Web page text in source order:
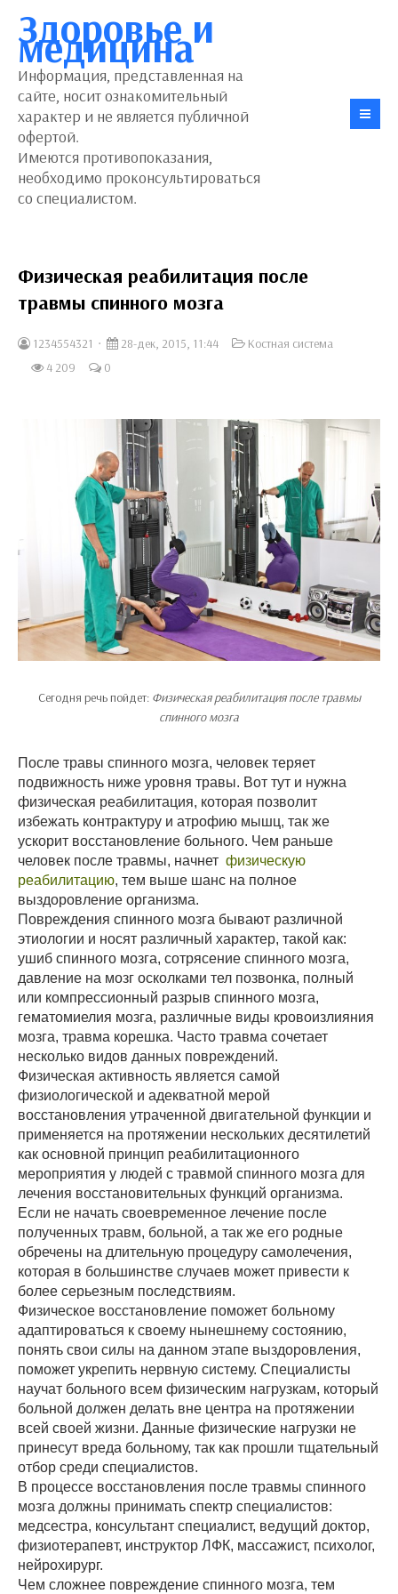
Здоровье и
медицина
Информация, представленная на
сайте, носит ознакомительный
характер и не является публичной
офертой.
Имеются противопоказания,
необходимо проконсультироваться
со специалистом.
Физическая реабилитация после
травмы спинного мозга
1234554321 28-дек, 2015, 11:44
Костная система
4 209
0
Сегодня речь пойдет: Физическая реабилитация после травмы
спинного мозга
После травы спинного мозга, человек теряет
подвижность ниже уровня травы. Вот тут и нужна
физическая реабилитация, которая позволит
избежать контрактуру и атрофию мышц, так же
ускорит восстановление больного. Чем раньше
человек после травмы, начнет физическую
реабилитацию, тем выше шанс на полное
выздоровление организма.
Повреждения спинного мозга бывают различной
этиологии и носят различный характер, такой как:
ушиб спинного мозга, сотрясение спинного мозга,
давление на мозг осколками тел позвонка, полный
или компрессионный разрыв спинного мозга,
гематомиелия мозга, различные виды кровоизлияния
мозга, травма корешка. Часто травма сочетает
несколько видов данных повреждений.
Физическая активность является самой
физиологической и адекватной мерой
восстановления утраченной двигательной функции и
применяется на протяжении нескольких десятилетий
как основной принцип реабилитационного
мероприятия у людей с травмой спинного мозга для
лечения восстановительных функций организма.
Если не начать своевременное лечение после
полученных травм, больной, а так же его родные
обречены на длительную процедуру самолечения,
которая в большинстве случаев может привести к
более серьезным последствиям.
Физическое восстановление поможет больному
адаптироваться к своему нынешнему состоянию,
понять свои силы на данном этапе выздоровления,
поможет укрепить нервную систему. Специалисты
научат больного всем физическим нагрузкам, который
больной должен делать вне центра на протяжении
всей своей жизни. Данные физические нагрузки не
принесут вреда больному, так как прошли тщательный
отбор среди специалистов.
В процессе восстановления после травмы спинного
мозга должны принимать спектр специалистов:
медсестра, консультант специалист, ведущий доктор,
физиотерапевт, инструктор ЛФК, массажист, психолог,
нейрохирург.
Чем сложнее повреждение спинного мозга, тем